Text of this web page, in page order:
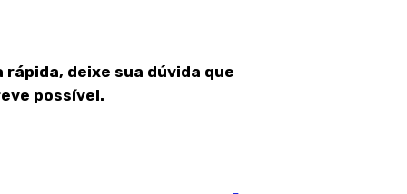
deixe sua dúvida que
possível.